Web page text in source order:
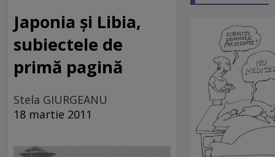
Japonia şi Libia,
subiectele de
primă pagină
Stela GIURGEANU
18 martie 2011